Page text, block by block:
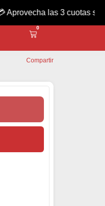
0
Compartir
cuotas sin interés